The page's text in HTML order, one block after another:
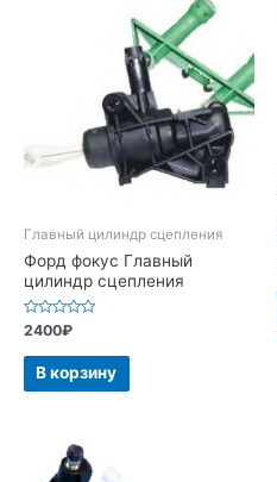
Главный цилиндр сцепления
Форд фокус Главный
цилиндр сцепления
Оценка
0
из
2400₽
В корзину